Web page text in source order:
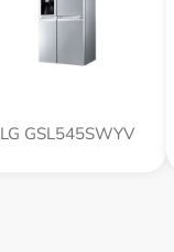
LG GSL545SWYV